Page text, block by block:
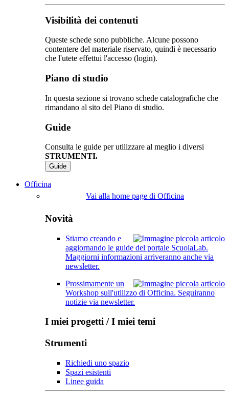
Visibilità dei contenuti
Queste schede sono pubbliche. Alcune possono
contentere del materiale riservato, quindi è necessario
che l'utete effettui l'accesso (login).
Piano di studio
In questa sezione si trovano schede catalografiche che
rimandano al sito del Piano di studio.
Guide
Consulta le guide per utilizzare al meglio i diversi
STRUMENTI.
Guide
Officina
Vai alla home page di Officina
Novità
Stiamo creando e
aggiornando le guide del portale ScuolaLab.
Maggiorni informazioni arriveranno anche via
newsletter.
Prossimamente un
Workshop sull'utilizzo di Officina. Seguiranno
notizie via newsletter.
I miei progetti / I miei temi
Strumenti
Richiedi uno spazio
Spazi esistenti
Linee guida